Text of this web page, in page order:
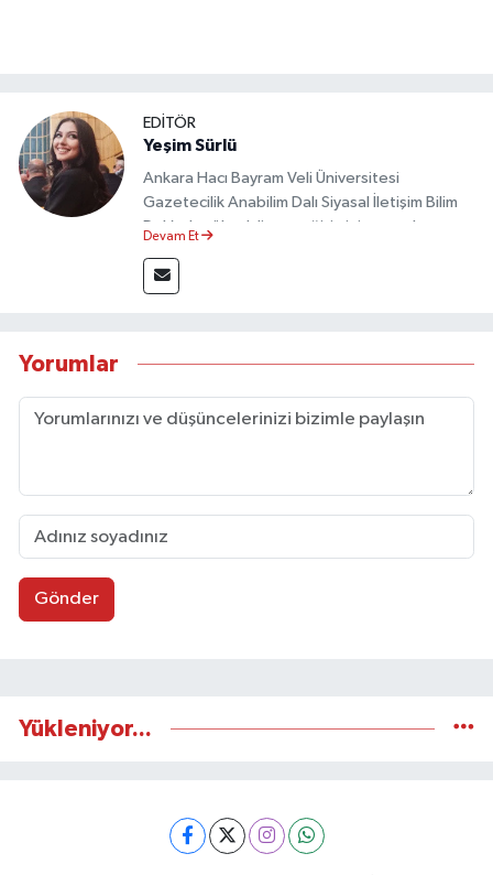
EDİTÖR
Yeşim Sürlü
Ankara Hacı Bayram Veli Üniversitesi
Gazetecilik Anabilim Dalı Siyasal İletişim Bilim
Dalı’nda yüksek lisans eğitimini tamamlamıştır.
akademik çalışmalar gerçekleştirmiştir.
Taşköprü Postası internet haber sitesinde
Devam Et
Yorumlar
Gönder
Yükleniyor...